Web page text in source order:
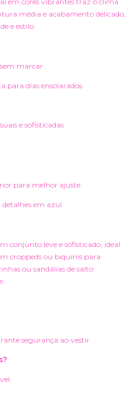
média e acabamento delicado,
e estilo.
marcar
para dias ensolarados
e sofisticadas
para melhor ajuste
em azul
conjunto leve e sofisticado, ideal
croppeds ou biquínis para
ou sandálias de salto
segurança ao vestir.